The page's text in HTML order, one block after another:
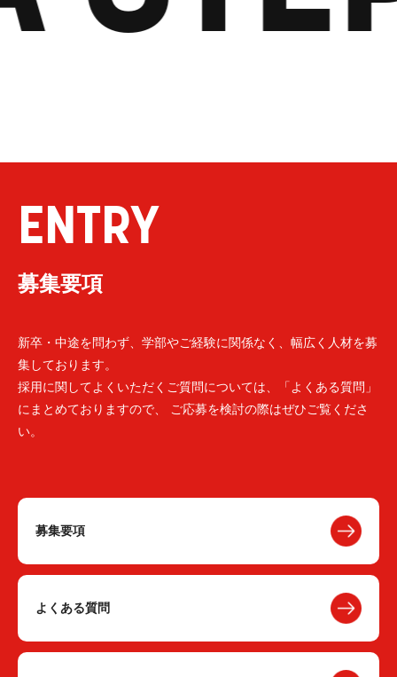
ENTRY
募集要項
新卒・中途を問わず、学部やご経験に関係なく、幅広く人材を募
集しております。
採用に関してよくいただくご質問については、「よくある質問」
にまとめておりますので、 ご応募を検討の際はぜひご覧くださ
い。
募集要項
よくある質問